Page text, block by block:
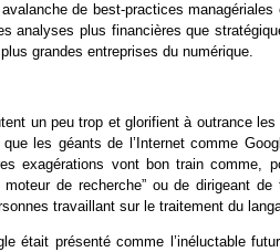
de best-practices
analyses plus financières que
grandes entreprises du numérique.
un peu trop et glorifient à outrance
les géants de l’Internet comme
exagérations vont bon train comme,
de recherche” ou de dirigeant
travaillant sur le traitement du
était présenté comme l’inéluctable